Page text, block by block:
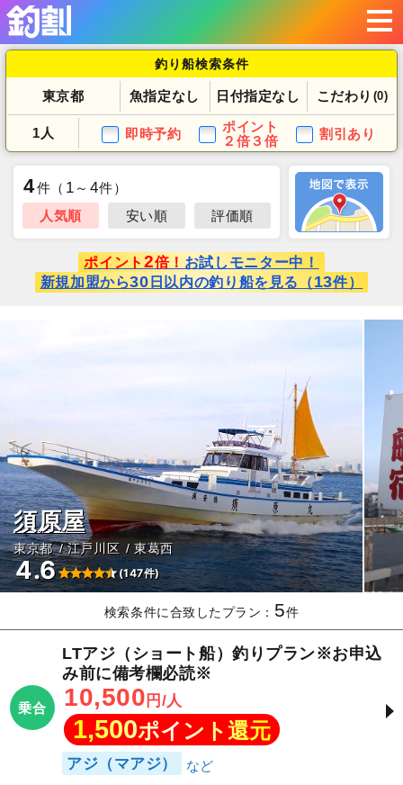
釣り船検索条件
東京都 魚指定なし 日付指定なし こだわり (0)
1人 即時予約
ポイント
２倍３倍
割引あり
4件 （ 1 ～ 4件）
人気順
安い順 評価順
ポイント 2倍！ お試しモニター中！
新規加盟から30 日以内の釣り船を見る（13件）
須原屋
東京都 江戸川区 東葛西
4.6 (147件)
検索条件に合致したプラン： 5件
乗合
LTアジ（ショート船）釣りプラン※お申込
み前に備考欄必読※
10,500 円/人
1,500ポイント還元
アジ（マアジ）